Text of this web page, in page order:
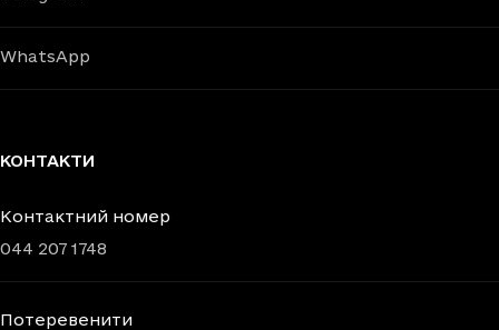
WhatsApp
КОНТАКТИ
Контактний номер
044 207 1748
Потеревенити